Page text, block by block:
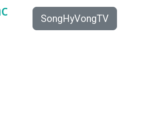
SongHyVongTV